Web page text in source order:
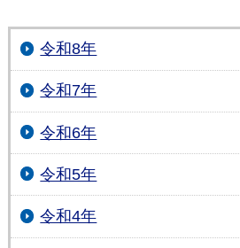
令和8年
令和7年
令和6年
令和5年
令和4年